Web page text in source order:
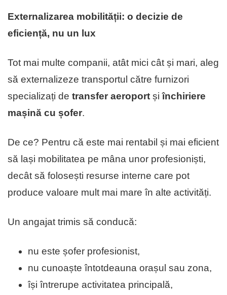
Externalizarea mobilității: o decizie de
eficiență, nu un lux
Tot mai multe companii, atât mici cât și mari, aleg
să externalizeze transportul către furnizori
specializați de transfer aeroport șiînchiriere
mașină cu șofer.
De ce? Pentru că este mai rentabil și mai eficient
să lași mobilitatea pe mâna unor profesioniști,
decât să folosești resurse interne care pot
produce valoare mult mai mare în alte activități.
Un angajat trimis să conducă:
nu este șofer profesionist,
nu cunoaște întotdeauna orașul sau zona,
își întrerupe activitatea principală,